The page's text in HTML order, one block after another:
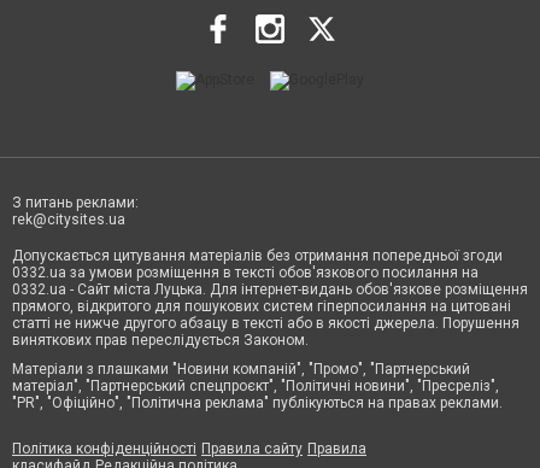
З питань реклами:
rek@citysites.ua
Допускається цитування матеріалів без отримання попередньої згоди
0332.ua за умови розміщення в тексті обов'язкового посилання на
0332.ua - Сайт міста Луцька. Для інтернет-видань обов'язкове розміщення
прямого, відкритого для пошукових систем гіперпосилання на цитовані
статті не нижче другого абзацу в тексті або в якості джерела. Порушення
виняткових прав переслідується Законом.
Матеріали з плашками "Новини компаній", "Промо", "Партнерський
матеріал", "Партнерський спецпроєкт", "Політичні новини", "Пресреліз",
"PR", "Офіційно", "Політична реклама" публікуються на правах реклами.
Політика конфіденційності Правила сайту Правила